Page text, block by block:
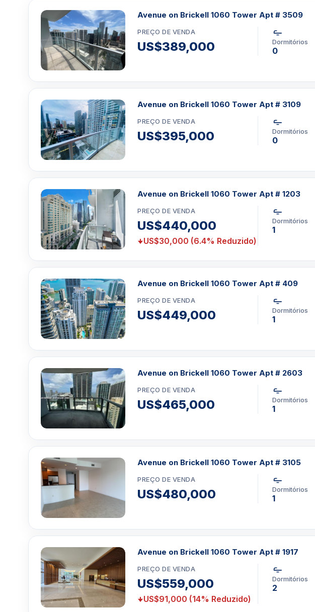
para 1060 Brickell. Os investidores não esperam até que seja tarde demais para
conseguir as melhores ofertas nesses luxuosos apartamentos em Brickell.
Portanto, quer você esteja comprando, alugando ou investindo em um
apartamento Brickell, talvez você não precise procurar além de 1060. As
comodidades do edifício 1060 Brickell
Como se pode imaginar, 200 milhões de dólares gastos neste projeto farão com
deseja ao seu alcance. A localização privilegiada do edifício é uma mais-valia por
si só. Mas a localização deste edifício no coração de Brickell não é apenas
perfeitamente situada, as comodidades são da mais alta qualidade e de classe
mundial. Um centro de bem-estar/condicionamento físico de última geração
ajudará a manter seu corpo e sua mente. Salas de tratamento de spa com áreas
horizonte da cidade e para a baía de Biscayne fará com que você nunca mais
queira sair da área da piscina. Uma sala de jogos com mesas de bilhar, um
salão/salão de festas com cozinha de catering para festas onde todos vão querer
estar. Um centro de golfe virtual com simulador indoor, um salão de vinhos e
charutos perfeito para quem aproveita o que a vida tem de bom. As comodidades
do condomínio
qualidade para proprietários e locatários desfrutarem. As cozinhas consistem em
armários italianos, bancadas e backsplashes de granito e eletrodomésticos de
aço inoxidável. Os banheiros são revestidos em mármore com acessórios de
design, pias duplas e portas de box de vidro de alta qualidade. O edifício é pré-
cabeado para internet de alta velocidade, dados, voz e cabo.
Clique aqui para mandar um emailouWhatsApp um corretor em
Para Vendas ligar no telefone no Brasil SP 11-3957-0613
Avenue on Brickell 1060 Tower Apt # 3509
PREÇO DE VENDA
US$389,000 Dormitórios
0
Avenue on Brickell 1060 Tower Apt # 3109
PREÇO DE VENDA
US$395,000 Dormitórios
0
Avenue on Brickell 1060 Tower Apt # 1203
PREÇO DE VENDA
US$440,000
US$30,000 (6.4% Reduzido)
Dormitórios
1
Avenue on Brickell 1060 Tower Apt # 409
PREÇO DE VENDA
US$449,000 Dormitórios
1
Avenue on Brickell 1060 Tower Apt # 2603
PREÇO DE VENDA
US$465,000 Dormitórios
1
Avenue on Brickell 1060 Tower Apt # 3105
PREÇO DE VENDA
US$480,000 Dormitórios
1
Avenue on Brickell 1060 Tower Apt # 1917
PREÇO DE VENDA
US$559,000
US$91,000 (14% Reduzido)
Dormitórios
2